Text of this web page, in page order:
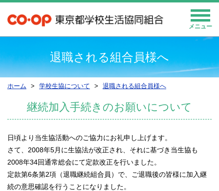
メニュー
退職される組合員様へ
ホーム 学校生協について 退職される組合員様へ
継続加入手続きのお願いについて
日頃より当生協活動へのご協力にお礼申し上げます。
さて、2008年5月に生協法が改正され、それに基づき当生協も
2008年34回通常総会にて定款改正を行いました。
定款第6条第2項（退職継続組合員）で、ご退職後の皆様に加入継
続の意思確認を行うことになりました。